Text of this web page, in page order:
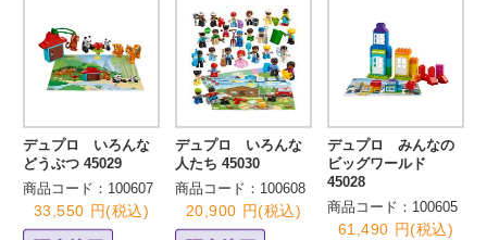
デュプロ いろんな
どうぶつ 45029
商品コード：100607
33,550 円(税込)
デュプロ いろんな
人たち 45030
商品コード：100608
20,900 円(税込)
デュプロ みんなの
ビッグワールド
45028
商品コード：100605
61,490 円(税込)